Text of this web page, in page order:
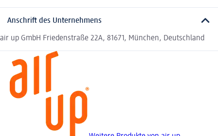
Anschrift des Unternehmens
air up GmbH Friedenstraße 22A, 81671, München, Deutschland